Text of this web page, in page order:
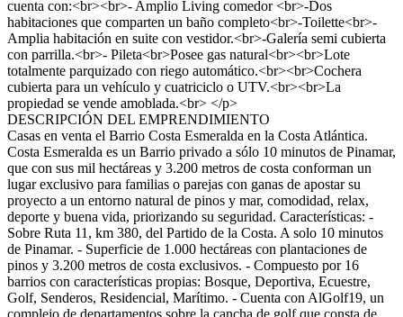
cuenta con:<br><br>- Amplio Living comedor <br>-Dos
habitaciones que comparten un baño completo<br>-Toilette<br>-
Amplia habitación en suite con vestidor.<br>-Galería semi cubierta
con parrilla.<br>- Pileta<br>Posee gas natural<br><br>Lote
totalmente parquizado con riego automático.<br><br>Cochera
cubierta para un vehículo y cuatriciclo o UTV.<br><br>La
propiedad se vende amoblada.<br> </p>
DESCRIPCIÓN DEL EMPRENDIMIENTO
Casas en venta el Barrio Costa Esmeralda en la Costa Atlántica.
Costa Esmeralda es un Barrio privado a sólo 10 minutos de Pinamar,
que con sus mil hectáreas y 3.200 metros de costa conforman un
lugar exclusivo para familias o parejas con ganas de apostar su
proyecto a un entorno natural de pinos y mar, comodidad, relax,
deporte y buena vida, priorizando su seguridad. Características: -
Sobre Ruta 11, km 380, del Partido de la Costa. A solo 10 minutos
de Pinamar. - Superficie de 1.000 hectáreas con plantaciones de
pinos y 3.200 metros de costa exclusivos. - Compuesto por 16
barrios con características propias: Bosque, Deportiva, Ecuestre,
Golf, Senderos, Residencial, Marítimo. - Cuenta con AlGolf19, un
complejo de departamentos sobre la cancha de golf que consta de